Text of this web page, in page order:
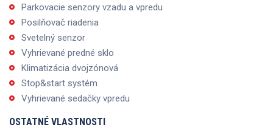
Parkovacie senzory vzadu a vpredu
Posilňovač riadenia
Svetelný senzor
Vyhrievané predné sklo
Klimatizácia dvojzónová
Stop&start systém
Vyhrievané sedačky vpredu
OSTATNÉ VLASTNOSTI